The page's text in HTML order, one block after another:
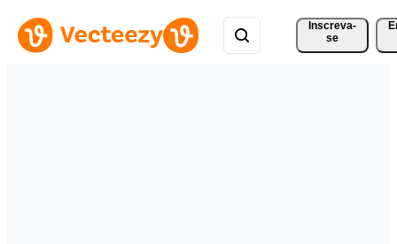
Inscreva-
se